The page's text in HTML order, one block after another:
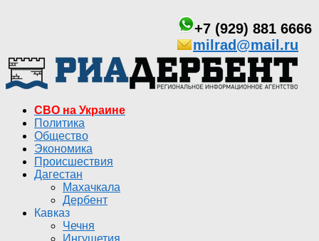
+7 (929) 881 6666
milrad@mail.ru
СВО на Украине
Политика
Общество
Экономика
Происшествия
Дагестан
Махачкала
Дербент
Кавказ
Чечня
Ингушетия